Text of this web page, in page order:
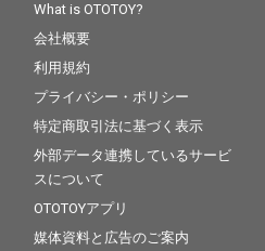
What is OTOTOY?
会社概要
利用規約
プライバシー・ポリシー
特定商取引法に基づく表示
外部データ連携しているサービ
スについて
OTOTOYアプリ
媒体資料と広告のご案内